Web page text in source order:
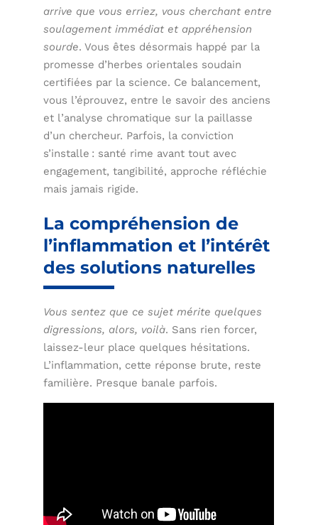
arrive que vous erriez, vous cherchant entre
soulagement immédiat et appréhension
sourde. Vous êtes désormais happé par la
promesse d’herbes orientales soudain
certifiées par la science. Ce balancement,
vous l’éprouvez, entre le savoir des anciens
et l’analyse chromatique sur la paillasse
d’un chercheur. Parfois, la conviction
s’installe : santé rime avant tout avec
engagement, tangibilité, approche réfléchie
mais jamais rigide.
La compréhension de
l’inflammation et l’intérêt
des solutions naturelles
Vous sentez que ce sujet mérite quelques
digressions, alors, voilà. Sans rien forcer,
laissez-leur place quelques hésitations.
L’inflammation, cette réponse brute, reste
familière. Presque banale parfois.